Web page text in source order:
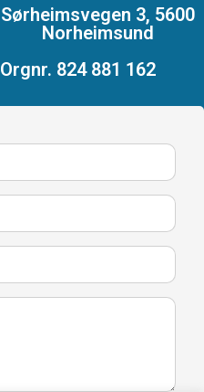
Sørheimsvegen 3, 5600
Norheimsund
Orgnr. 824 881 162